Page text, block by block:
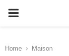
PRIMARY
Home Maison